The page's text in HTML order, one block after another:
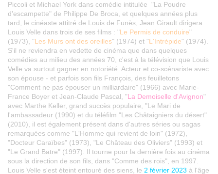
Piccoli et Michael York dans comédie intitulée "La Poudre
d'escampette" de Philippe De Broca, et quelques années plus
tard, le cinéaste attitré de Louis de Funès, Jean Girault dirigera
Louis Velle dans trois de ses films : "Le Permis de conduire"
(1973), "Les Murs ont des oreilles" (1974) et "L'Intrépide" (1974).
S'il ne reviendra en vedette de cinéma que dans quelques
comédies au milieu des années 70, c'est à la télévision que Louis
Velle va surtout gagner en notoriété. Acteur et co-scénariste avec
son épouse - et parfois son fils François, des feuilletons
"Comment ne pas épouser un milliardaire" (1966) avec Marie-
France Boyer et Jean-Claude Pascal, "La Demoiselle d'Avignon"
avec Marthe Keller, grand succès populaire, "Le Mari de
l'ambassadeur (1990) et du téléfilm "Les Châtaigniers du désert"
(2010), il est également présent dans d'autres séries ou sagas
remarquées comme "L'Homme qui revient de loin" (1972),
"Docteur Caraïbes" (1973), "Le Château des Oliviers" (1993) et
"Le Grand Batre" (1997). Il tourne pour la dernière fois au cinéma
sous la direction de son fils, dans "Comme des rois", en 1997.
Louis Velle s'est éteint entouré des siens, le 2 février 2023 à l'âge